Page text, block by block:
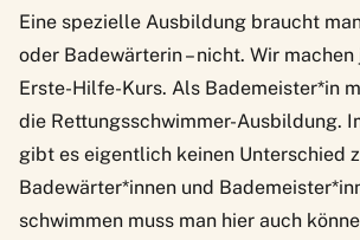
Eine spezielle Ausbildung braucht
oder Badewärterin – nicht. Wir machen
Erste-Hilfe-Kurs. Als Bademeister*in
die Rettungsschwimmer-Ausbildung.
gibt es eigentlich keinen Unterschied
Badewärter*innen und
schwimmen muss man hier auch